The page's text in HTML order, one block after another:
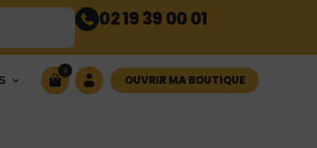
02 19 39 00 01
0
OUVRIR MA BOUTIQUE